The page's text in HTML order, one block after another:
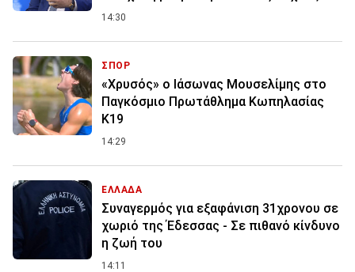
14:30
ΣΠΟΡ
«Χρυσός» ο Ιάσωνας Μουσελίμης στο
Παγκόσμιο Πρωτάθλημα Κωπηλασίας
Κ19
14:29
ΕΛΛΑΔΑ
Συναγερμός για εξαφάνιση 31χρονου σε
χωριό της Έδεσσας - Σε πιθανό κίνδυνο
η ζωή του
14:11